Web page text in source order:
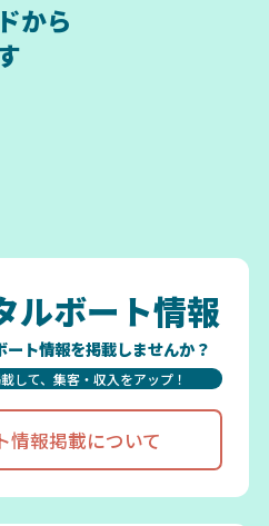
から
ルボート情報
ート情報を掲載しませんか？
して、集客・収入をアップ！
情報掲載について